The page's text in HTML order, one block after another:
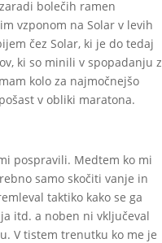
bolečih ramen
vzponom na Solar v levih
čez Solar, ki je do tedaj
ki so minili v spopadanju z
kolo za najmočnejšo
v obliki maratona.
pospravili. Medtem ko mi
samo skočiti vanje in
taktiko kako se ga
itd. a noben ni vključeval
V tistem trenutku ko me je